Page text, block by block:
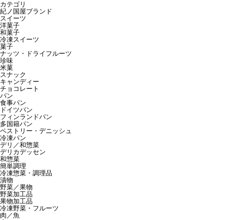
カテゴリ
紀ノ国屋ブランド
スイーツ
洋菓子
和菓子
冷凍スイーツ
菓子
ナッツ・ドライフルーツ
珍味
米菓
スナック
キャンディー
チョコレート
パン
食事パン
ドイツパン
フィンランドパン
多国籍パン
ペストリー・デニッシュ
冷凍パン
デリ／和惣菜
デリカデッセン
和惣菜
簡単調理
冷凍惣菜・調理品
漬物
野菜／果物
野菜加工品
果物加工品
冷凍野菜・フルーツ
肉／魚